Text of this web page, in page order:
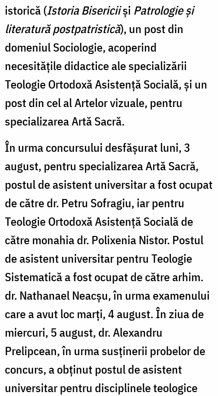
istorică (Istoria Bisericiiși Patrologie și
literatură postpatristică), un post din
domeniul Sociologie, acoperind
necesitățile didactice ale specializării
Teologie Ortodoxă Asistență Socială, și un
post din cel al Artelor vizuale, pentru
specializarea Artă Sacră.
În urma concursului desfășurat luni, 3
august, pentru specializarea Artă Sacră,
postul de asistent universitar a fost ocupat
de către dr. Petru Sofragiu, iar pentru
Teologie Ortodoxă Asistență Socială de
către monahia dr. Polixenia Nistor. Postul
de asistent universitar pentru Teologie
Sistematică a fost ocupat de către arhim.
dr. Nathanael Neacșu, în urma examenului
care a avut loc marți, 4 august. În ziua de
miercuri, 5 august, dr. Alexandru
Prelipcean, în urma susținerii probelor de
concurs, a obținut postul de asistent
universitar pentru disciplinele teologice